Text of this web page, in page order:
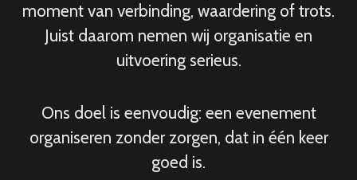
moment van verbinding, waardering of trots.
Juist daarom nemen wij organisatie en
uitvoering serieus.
Ons doel is eenvoudig: een evenement
organiseren zonder zorgen, dat in één keer
goed is.